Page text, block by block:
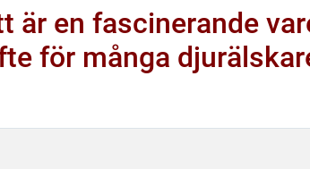
är en fascinerande
för många